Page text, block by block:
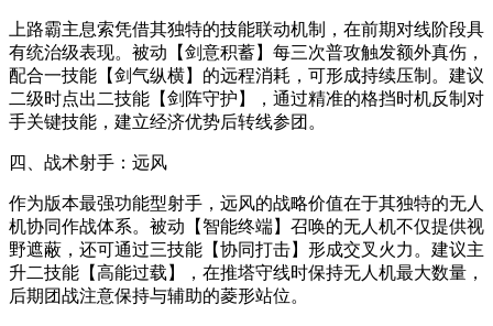
上路霸主息索凭借其独特的技能联动机制，在前期对线阶段具
有统治级表现。被动【剑意积蓄】每三次普攻触发额外真伤，
配合一技能【剑气纵横】的远程消耗，可形成持续压制。建议
二级时点出二技能【剑阵守护】，通过精准的格挡时机反制对
手关键技能，建立经济优势后转线参团。
四、战术射手：远风
作为版本最强功能型射手，远风的战略价值在于其独特的无人
机协同作战体系。被动【智能终端】召唤的无人机不仅提供视
野遮蔽，还可通过三技能【协同打击】形成交叉火力。建议主
升二技能【高能过载】，在推塔守线时保持无人机最大数量，
后期团战注意保持与辅助的菱形站位。